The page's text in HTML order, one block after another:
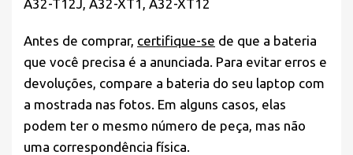
A32-T12J, A32-XT1, A32-XT12
Antes de comprar, certifique-se de que a bateria
que você precisa é a anunciada. Para evitar erros e
devoluções, compare a bateria do seu laptop com
a mostrada nas fotos. Em alguns casos, elas
podem ter o mesmo número de peça, mas não
uma correspondência física.